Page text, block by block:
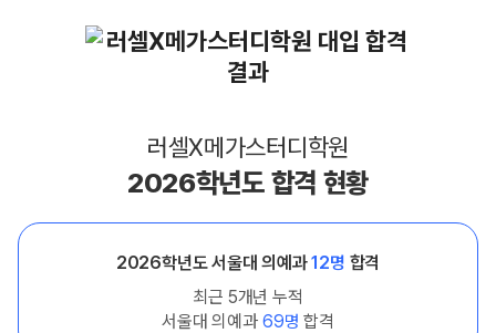
러셀X메가스터디학원
2026학년도 합격 현황
2026학년도 서울대 의예과12명 합격
최근 5개년 누적
서울대 의예과 69명 합격